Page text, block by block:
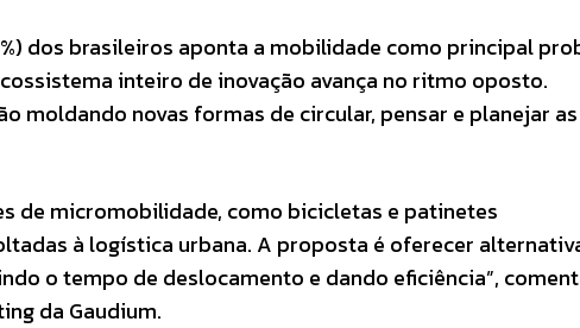
dos brasileiros aponta a mobilidade como principal
inteiro de inovação avança no ritmo oposto.
moldando novas formas de circular, pensar e planejar as
de micromobilidade, como bicicletas e patinetes
à logística urbana. A proposta é oferecer
o tempo de deslocamento e dando eficiência”,
da Gaudium.